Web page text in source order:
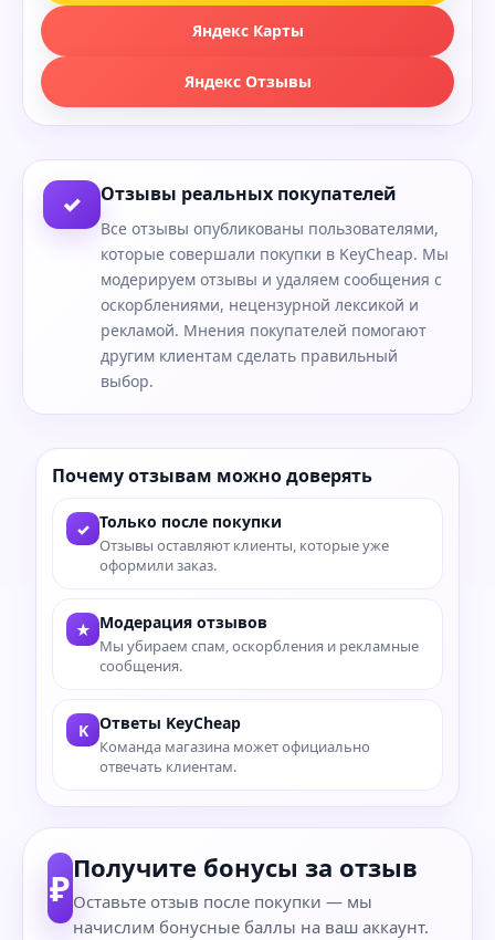
Яндекс Карты
Яндекс Отзывы
✓ Отзывы реальных покупателей
Все отзывы опубликованы пользователями,
которые совершали покупки в KeyCheap. Мы
модерируем отзывы и удаляем сообщения с
оскорблениями, нецензурной лексикой и
рекламой. Мнения покупателей помогают
другим клиентам сделать правильный
выбор.
Почему отзывам можно доверять
✓ Только после покупки
Отзывы оставляют клиенты, которые уже
оформили заказ.
★ Модерация отзывов
Мы убираем спам, оскорбления и рекламные
сообщения.
K Ответы KeyCheap
Команда магазина может официально
отвечать клиентам.
₽Получите бонусы за отзыв
Оставьте отзыв после покупки — мы
начислим бонусные баллы на ваш аккаунт.